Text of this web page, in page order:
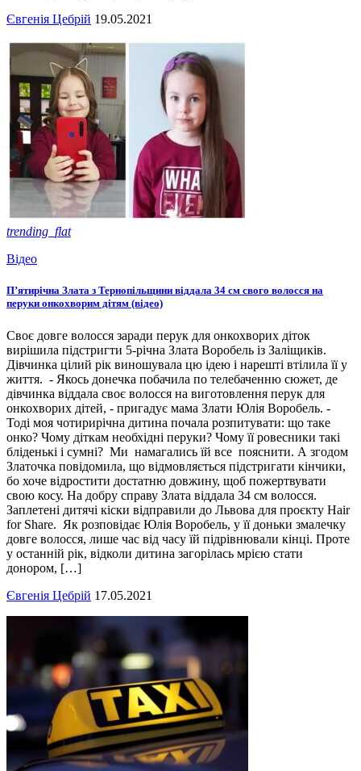
Євгенія Цебрій 19.05.2021
trending_flat
Відео
П’ятирічна Злата з Тернопільщини віддала 34 см свого волосся на
перуки онкохворим дітям (відео)
Своє довге волосся заради перук для онкохворих діток
вирішила підстригти 5-річна Злата Воробель із Заліщиків.
Дівчинка цілий рік виношувала цю ідею і нарешті втілила її у
життя. - Якось донечка побачила по телебаченню сюжет, де
дівчинка віддала своє волосся на виготовлення перук для
онкохворих дітей, - пригадує мама Злати Юлія Воробель. -
Тоді моя чотирирічна дитина почала розпитувати: що таке
онко? Чому діткам необхідні перуки? Чому її ровесники такі
бліденькі і сумні? Ми намагались їй все пояснити. А згодом
Златочка повідомила, що відмовляється підстригати кінчики,
бо хоче відростити достатню довжину, щоб пожертвувати
свою косу. На добру справу Злата віддала 34 см волосся.
Заплетені дитячі кіски відправили до Львова для проєкту Hair
for Share. Як розповідає Юлія Воробель, у її доньки змалечку
довге волосся, лише час від часу їй підрівнювали кінці. Проте
у останній рік, відколи дитина загорілась мрією стати
донором, […]
Євгенія Цебрій 17.05.2021